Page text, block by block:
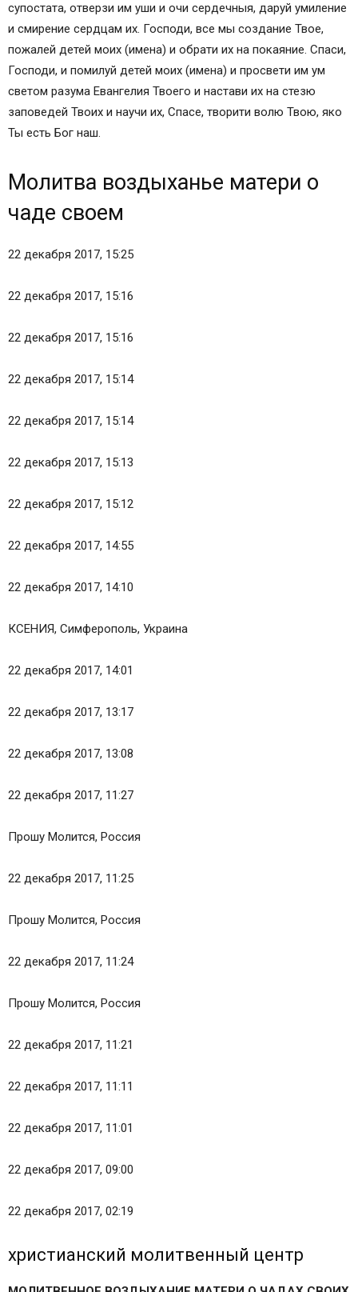
супостата, отверзи им уши и очи сердечныя, даруй умиление
и смирение сердцам их. Господи, все мы создание Твое,
пожалей детей моих (имена) и обрати их на покаяние. Спаси,
Господи, и помилуй детей моих (имена) и просвети им ум
светом разума Евангелия Твоего и настави их на стезю
заповедей Твоих и научи их, Спасе, творити волю Твою, яко
Ты есть Бог наш.
Молитва воздыханье матери о
чаде своем
22 декабря 2017, 15:25
22 декабря 2017, 15:16
22 декабря 2017, 15:16
22 декабря 2017, 15:14
22 декабря 2017, 15:14
22 декабря 2017, 15:13
22 декабря 2017, 15:12
22 декабря 2017, 14:55
22 декабря 2017, 14:10
КСЕНИЯ, Симферополь, Украина
22 декабря 2017, 14:01
22 декабря 2017, 13:17
22 декабря 2017, 13:08
22 декабря 2017, 11:27
Прошу Молится, Россия
22 декабря 2017, 11:25
Прошу Молится, Россия
22 декабря 2017, 11:24
Прошу Молится, Россия
22 декабря 2017, 11:21
22 декабря 2017, 11:11
22 декабря 2017, 11:01
22 декабря 2017, 09:00
22 декабря 2017, 02:19
христианский молитвенный центр